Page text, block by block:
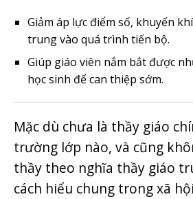
Giảm áp lực điểm số, khuyến
trung vào quá trình tiến bộ.
Giúp giáo viên nắm bắt được
học sinh để can thiệp sớm.
Mặc dù chưa là thầy giáo
trường lớp nào, và cũng
thầy theo nghĩa thầy giáo
cách hiểu chung trong xã